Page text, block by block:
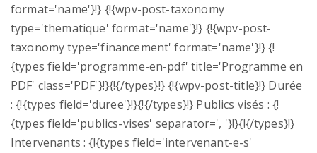
format='name'}!} {!{wpv-post-taxonomy
type='thematique' format='name'}!} {!{wpv-post-
taxonomy type='financement' format='name'}!} {!
{types field='programme-en-pdf' title='Programme en
PDF' class='PDF'}!}{!{/types}!} {!{wpv-post-title}!} Durée
: {!{types field='duree'}!}{!{/types}!} Publics visés : {!
{types field='publics-vises' separator=', '}!}{!{/types}!}
Intervenants : {!{types field='intervenant-e-s'